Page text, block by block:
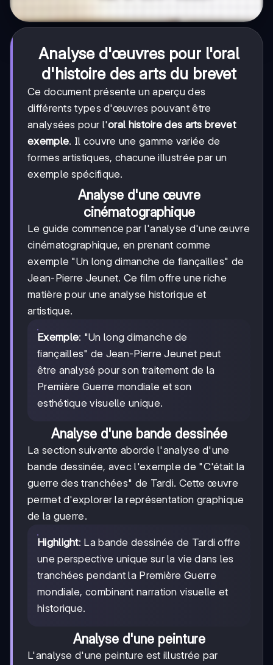
Analyse d'œuvres pour l'oral
d'histoire des arts du brevet
Ce document présente un aperçu des
différents types d'œuvres pouvant être
analysées pour l'oral histoire des arts brevet
exemple. Il couvre une gamme variée de
formes artistiques, chacune illustrée par un
exemple spécifique.
Analyse d'une œuvre
cinématographique
Le guide commence par l'analyse d'une œuvre
cinématographique, en prenant comme
exemple "Un long dimanche de fiançailles" de
Jean-Pierre Jeunet. Ce film offre une riche
matière pour une analyse historique et
artistique.
Exemple: "Un long dimanche de
fiançailles" de Jean-Pierre Jeunet peut
être analysé pour son traitement de la
Première Guerre mondiale et son
esthétique visuelle unique.
Analyse d'une bande dessinée
La section suivante aborde l'analyse d'une
bande dessinée, avec l'exemple de "C'était la
guerre des tranchées" de Tardi. Cette œuvre
permet d'explorer la représentation graphique
de la guerre.
Highlight: La bande dessinée de Tardi offre
une perspective unique sur la vie dans les
tranchées pendant la Première Guerre
mondiale, combinant narration visuelle et
historique.
Analyse d'une peinture
L'analyse d'une peinture est illustrée par